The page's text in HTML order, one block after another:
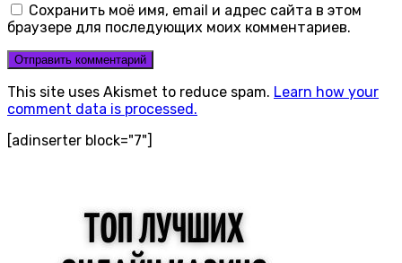
Сохранить моё имя, email и адрес сайта в этом
браузере для последующих моих комментариев.
This site uses Akismet to reduce spam. Learn how your
comment data is processed.
[adinserter block="7"]